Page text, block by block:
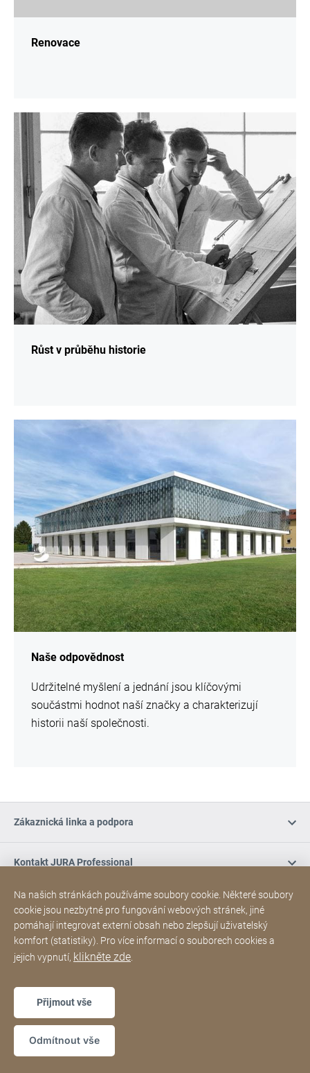
Renovace
Růst v průběhu historie
informací
Naše odpovědnost
Udržitelné myšlení a jednání jsou klíčovými
součástmi hodnot naší značky a charakterizují
historii naší společnosti.
Zákaznická linka a podpora
Kontakt JURA Professional
Nákup online / Podmínky
Sociální média
Webová
stránka
[Website
information]
Poděkování
Na našich stránkách používáme soubory cookie. Některé soubory
cookie jsou nezbytné pro fungování webových stránek, jiné
pomáhají integrovat externí obsah nebo zlepšují uživatelský
komfort (statistiky). Pro více informací o souborech cookies a
jejich vypnutí, klikněte zde
Přijmout vše
Odmítnout vše